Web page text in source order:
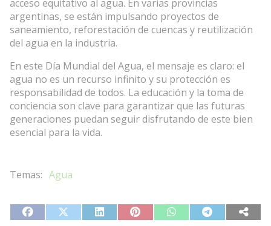
acceso equitativo al agua. En varias provincias
argentinas, se están impulsando proyectos de
saneamiento, reforestación de cuencas y reutilización
del agua en la industria.
En este Día Mundial del Agua, el mensaje es claro: el
agua no es un recurso infinito y su protección es
responsabilidad de todos. La educación y la toma de
conciencia son clave para garantizar que las futuras
generaciones puedan seguir disfrutando de este bien
esencial para la vida.
Agua